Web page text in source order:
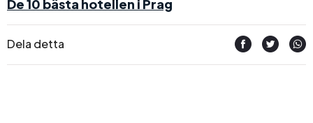
De 10 bästa hotellen i Prag
Dela detta